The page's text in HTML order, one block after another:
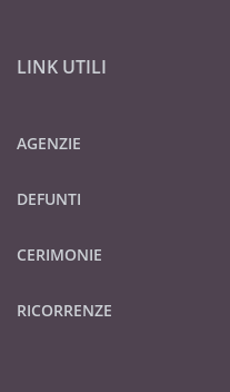
LINK UTILI
AGENZIE
DEFUNTI
CERIMONIE
RICORRENZE